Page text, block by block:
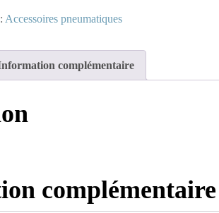
Accessoires pneumatiques
complémentaire
complémentaire